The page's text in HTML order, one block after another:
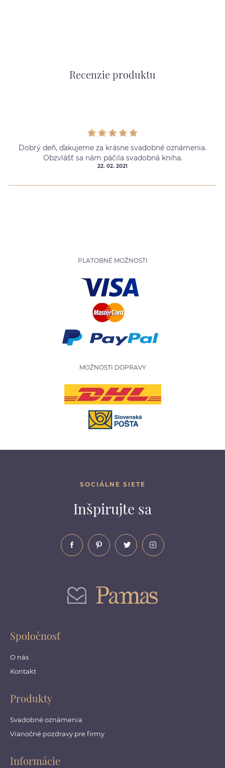
Recenzie produktu
Dobrý deň, ďakujeme za krásne svadobné oznámenia.
Obzvlášť sa nám páčila svadobná kniha.
22. 02. 2021
PLATOBNÉ MOŽNOSTI
MOŽNOSTI DOPRAVY
SOCIÁLNE SIETE
Inšpirujte sa
Spoločnosť
O nás
Kontakt
Produkty
Svadobné oznámenia
Vianočné pozdravy pre firmy
Informácie